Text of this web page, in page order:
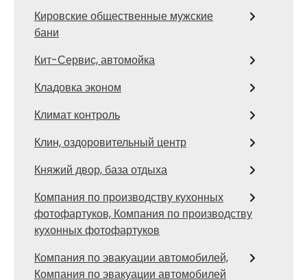
Кировские общественные мужские
бани
Кит-Сервис, автомойка
Кладовка эконом
Климат контроль
Клин, оздоровительный центр
Княжий двор, база отдыха
Компания по производству кухонных
фотофартуков, Компания по производству
кухонных фотофартуков
Компания по эвакуации автомобилей,
Компания по эвакуации автомобилей